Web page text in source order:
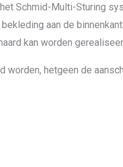
Schmid-Multi-Sturing
aan de binnenkant
kan worden
worden, hetgeen de